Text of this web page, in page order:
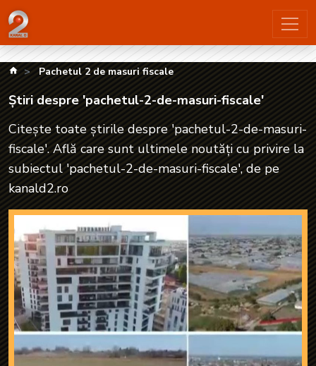
Știri despre 'pachetul-2-de-masuri-fiscale'| kanald2.ro
kanald.ro
Pachetul 2 de masuri fiscale
Știri despre 'pachetul-2-de-masuri-fiscale'
Citește toate știrile despre 'pachetul-2-de-masuri-
fiscale'. Află care sunt ultimele noutăți cu privire la
subiectul 'pachetul-2-de-masuri-fiscale', de pe
kanald2.ro